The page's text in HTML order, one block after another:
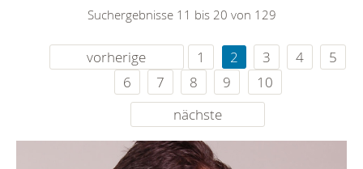
Suchergebnisse 11 bis 20 von 129
vorherige 1 2 3 4
5
6
7 8 9
10
nächste